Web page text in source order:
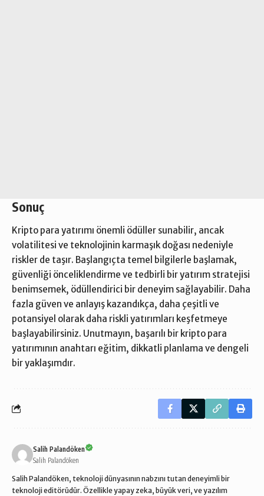
Sonuç
Kripto para yatırımı önemli ödüller sunabilir, ancak
volatilitesi ve teknolojinin karmaşık doğası nedeniyle
riskler de taşır. Başlangıçta temel bilgilerle başlamak,
güvenliği önceliklendirme ve tedbirli bir yatırım stratejisi
benimsemek, ödüllendirici bir deneyim sağlayabilir. Daha
fazla güven ve anlayış kazandıkça, daha çeşitli ve
potansiyel olarak daha riskli yatırımları keşfetmeye
başlayabilirsiniz. Unutmayın, başarılı bir kripto para
yatırımının anahtarı eğitim, dikkatli planlama ve dengeli
bir yaklaşımdır.
Salih Palandöken
Salih Palandöken
Salih Palandöken, teknoloji dünyasının nabzını tutan deneyimli bir
teknoloji editörüdür. Özellikle yapay zeka, büyük veri, ve yazılım